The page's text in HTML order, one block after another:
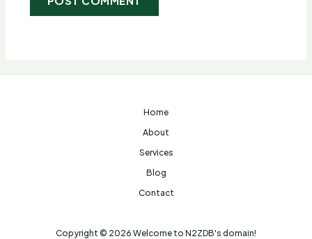
Home
About
Services
Blog
Contact
Copyright © 2026 Welcome to N2ZDB's domain!